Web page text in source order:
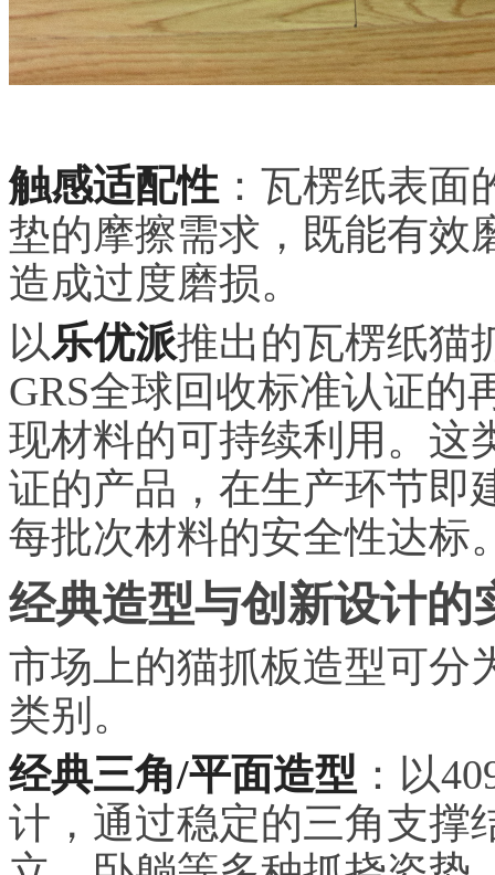
触感适配性 ：瓦楞纸表
垫的摩擦需求，既能有效
造成过度磨损。
以乐优派推出的瓦楞纸猫
GRS全球回收标准认证的
现材料的可持续利用。这
证的产品，在生产环节即
每批次材料的安全性达标
经典造型与创新设计的
市场上的猫抓板造型可分
类别。
经典三角/平面造型 ：以
计，通过稳定的三角支撑